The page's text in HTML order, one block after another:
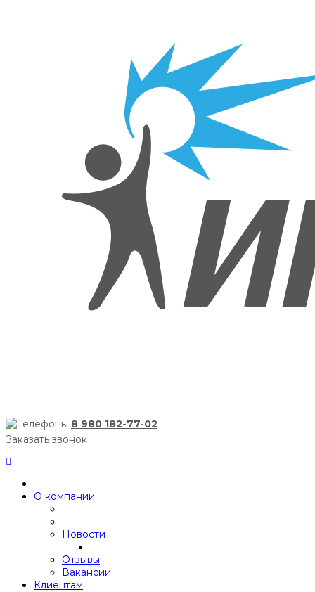
8 980 182-77-02
Заказать звонок
О компании
Новости
Отзывы
Вакансии
Клиентам